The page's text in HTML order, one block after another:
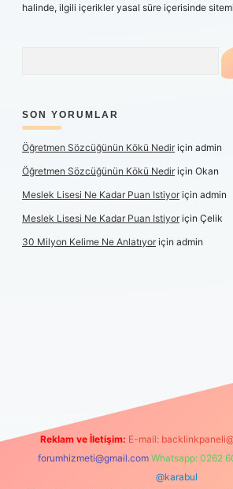
halinde, ilgili içerikler yasal süre içerisinde
SON YORUMLAR
Öğretmen Sözcüğünün Kökü Nediriçin admin
Öğretmen Sözcüğünün Kökü Nediriçin Okan
Meslek Lisesi Ne Kadar Puan Istiyoriçin admin
Meslek Lisesi Ne Kadar Puan Istiyoriçin Çelik
30 Milyon Kelime Ne Anlatıyoriçin admin
Reklam ve İletişim: E-mail:
forumhizmeti@gmail.com Whatsapp: 0262
@karabul